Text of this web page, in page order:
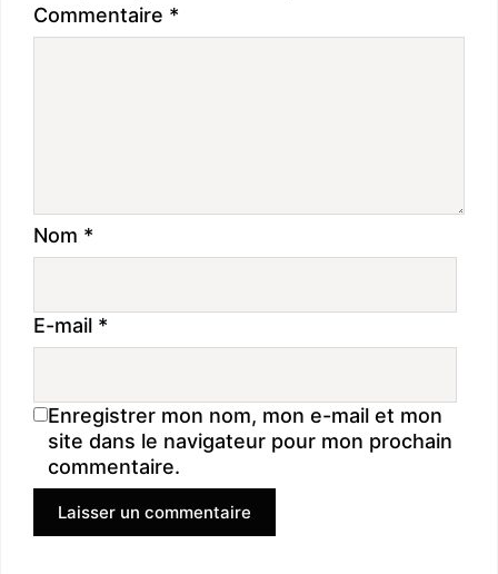
Commentaire *
Nom *
E-mail *
Enregistrer mon nom, mon e-mail et mon
site dans le navigateur pour mon prochain
commentaire.